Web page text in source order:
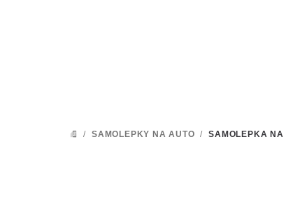
DOMŮ
/ SAMOLEPKY NA AUTO / SAMOLEPKA NA